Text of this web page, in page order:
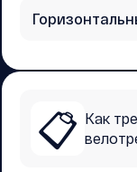
📋 Как